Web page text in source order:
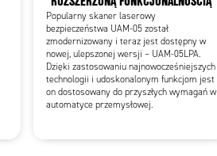
Popularny skaner laserowy
bezpieczeństwa UAM-05 został
zmodernizowany i teraz jest dostępny w
nowej, ulepszonej wersji – UAM-05LPA.
Dzięki zastosowaniu najnowocześniejszych
technologii i udoskonalonym funkcjom jest
on dostosowany do przyszłych wymagań w
automatyce przemysłowej.